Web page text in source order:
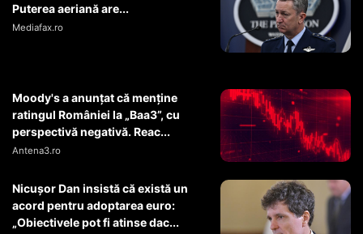
Puterea aeriană are...
Mediafax.ro
Moody's a anunțat că menține
ratingul României la „Baa3”, cu
perspectivă negativă. Reac...
Antena3.ro
Nicușor Dan insistă că există un
acord pentru adoptarea euro:
„Obiectivele pot fi atinse dac...